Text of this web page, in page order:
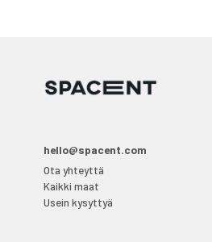
hello@spacent.com
Ota yhteyttä
Kaikki maat
Usein kysyttyä